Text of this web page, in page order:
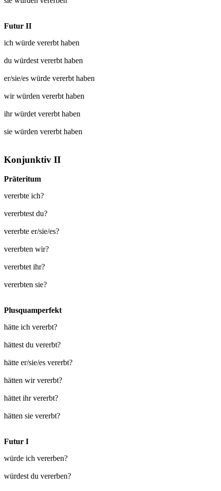
Futur II
ich würde vererbthaben
du würdestvererbthaben
er/sie/es würde vererbthaben
wir würden vererbthaben
ihr würdetvererbthaben
sie würden vererbthaben
Konjunktiv II
Präteritum
vererbte ich?
vererbtest du?
vererbte er/sie/es?
vererbten wir?
vererbtet ihr?
vererbten sie?
Plusquamperfekt
hätte ich vererbt?
hättest du vererbt?
hätte er/sie/es vererbt?
hätten wir vererbt?
hättet ihr vererbt?
hätten sie vererbt?
Futur I
würde ich vererben?
würdest du vererben?